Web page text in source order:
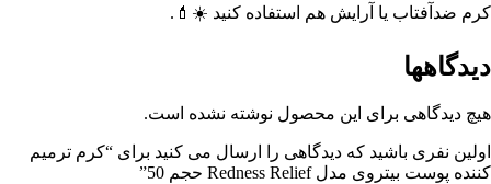
کرم ضدآفتاب یا آرایش هم استفاده کنید ☀️💄.
دیدگاهها
هیچ دیدگاهی برای این محصول نوشته نشده است.
اولین نفری باشید که دیدگاهی را ارسال می کنید برای “کرم ترمیم
کننده پوست بیتروی مدل Redness Relief حجم 50”